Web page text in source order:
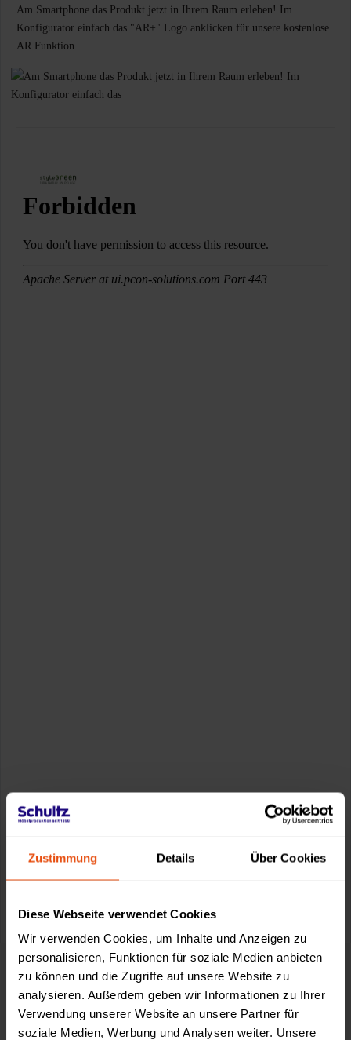
Zustimmung Details Über Cookies
Diese Webseite verwendet Cookies
Wir verwenden Cookies, um Inhalte und Anzeigen zu
personalisieren, Funktionen für soziale Medien anbieten
zu können und die Zugriffe auf unsere Website zu
analysieren. Außerdem geben wir Informationen zu Ihrer
Verwendung unserer Website an unsere Partner für
soziale Medien, Werbung und Analysen weiter. Unsere
Am Smartphone das Produkt jetzt in Ihrem Raum erleben! Im
Konfigurator einfach das "AR+" Logo anklicken für unsere kostenlose
AR Funktion.
0611-18 55 180
Made by Schultz